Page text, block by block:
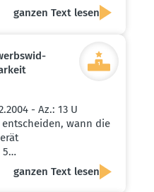
ganzen Text lesen
- Az.: 13 U
wann die
5…
ganzen Text lesen